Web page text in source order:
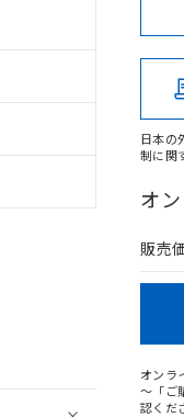
日本の
制に関
オ
販売
オンラ
～「ご
認くだ